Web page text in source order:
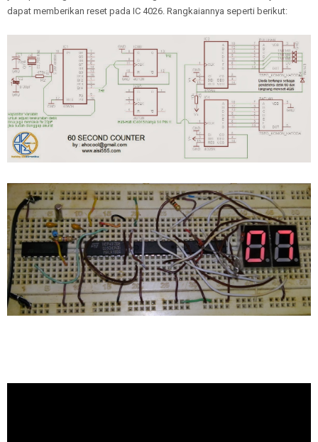
dapat memberikan reset pada IC 4026. Rangkaiannya seperti berikut: